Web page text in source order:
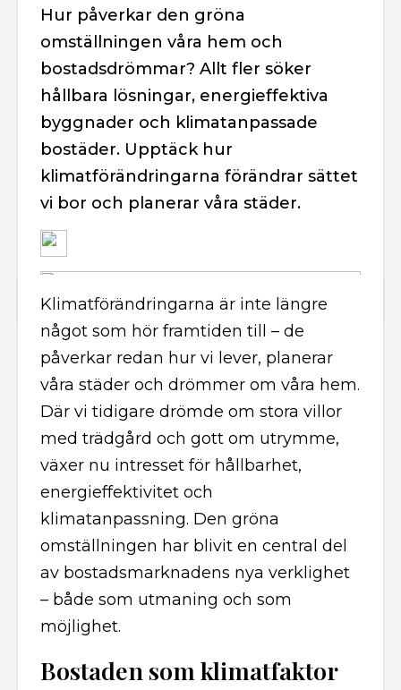
Hur påverkar den gröna
omställningen våra hem och
bostadsdrömmar? Allt fler söker
hållbara lösningar, energieffektiva
byggnader och klimatanpassade
bostäder. Upptäck hur
klimatförändringarna förändrar sättet
vi bor och planerar våra städer.
Klimatförändringarna är inte längre
något som hör framtiden till – de
påverkar redan hur vi lever, planerar
våra städer och drömmer om våra hem.
Där vi tidigare drömde om stora villor
med trädgård och gott om utrymme,
växer nu intresset för hållbarhet,
energieffektivitet och
klimatanpassning. Den gröna
omställningen har blivit en central del
av bostadsmarknadens nya verklighet
– både som utmaning och som
möjlighet.
Bostaden som klimatfaktor